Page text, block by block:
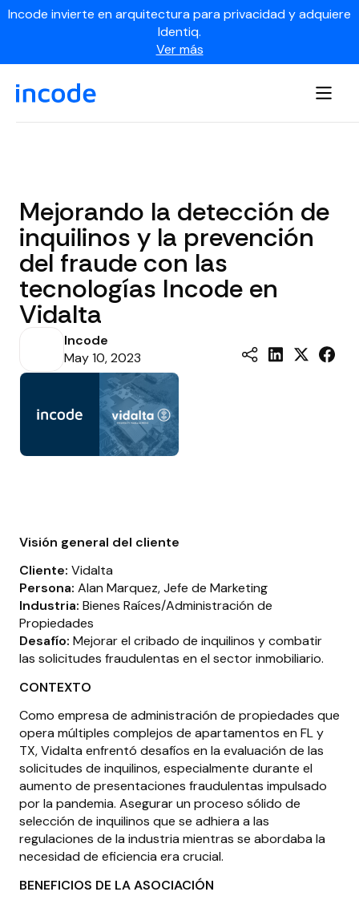
Incode invierte en arquitectura para privacidad y adquiere
Identiq.
Ver más
Mejorando la detección de
inquilinos y la prevención
del fraude con las
tecnologías Incode en
Vidalta
Incode
May 10, 2023
Visión general del cliente
Cliente: Vidalta
Persona: Alan Marquez, Jefe de Marketing
Industria: Bienes Raíces/Administración de
Propiedades
Desafío: Mejorar el cribado de inquilinos y combatir
las solicitudes fraudulentas en el sector inmobiliario.
CONTEXTO
Como empresa de administración de propiedades que
opera múltiples complejos de apartamentos en FL y
TX, Vidalta enfrentó desafíos en la evaluación de las
solicitudes de inquilinos, especialmente durante el
aumento de presentaciones fraudulentas impulsado
por la pandemia. Asegurar un proceso sólido de
selección de inquilinos que se adhiera a las
regulaciones de la industria mientras se abordaba la
necesidad de eficiencia era crucial.
BENEFICIOS DE LA ASOCIACIÓN